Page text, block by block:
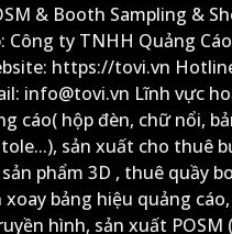
& Booth Sampling &
ty TNHH Quảng
https://tovi.vn
info@tovi.vn Lĩnh vực
cáo( hộp đèn, chữ nổi,
sản xuất cho thuê
phẩm 3D , thuê quầy
bảng hiệu quảng
hình, sản xuất POSM